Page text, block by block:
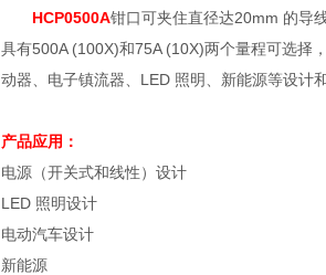
HCP0500A钳口可夹住直径达20mm 的导
具有500A (100X)和75A (10X)两个量程可选择，
动器、电子镇流器、 LED 照明、新能源等设计
产品应用：
电源（开关式和线性）设计
LED 照明设计
电动汽车设计
新能源